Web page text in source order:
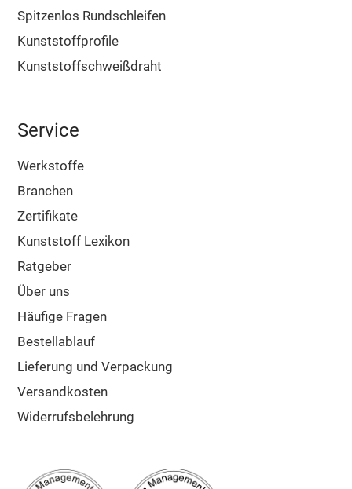
Spitzenlos Rundschleifen
Kunststoffprofile
Kunststoffschweißdraht
Service
Werkstoffe
Branchen
Zertifikate
Kunststoff Lexikon
Ratgeber
Über uns
Häufige Fragen
Bestellablauf
Lieferung und Verpackung
Versandkosten
Widerrufsbelehrung